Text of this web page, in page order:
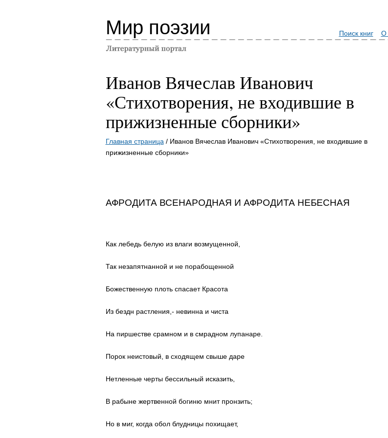
Мир поэзии Поиск книг О
Иванов Вячеслав Иванович
«Стихотворения, не входившие в
прижизненные сборники»
Главная страница / Иванов Вячеслав Иванович «Стихотворения, не входившие в
прижизненные сборники»
АФРОДИТА ВСЕНАРОДНАЯ И АФРОДИТА НЕБЕСНАЯ
Как лебедь белую из влаги возмущенной,
Так незапятнанной и не порабощенной
Божественную плоть спасает Красота
Из бездн растления,- невинна и чиста
На пиршестве срамном и в смрадном лупанаре.
Порок неистовый, в сходящем свыше даре
Нетленные черты бессильный исказить,
В рабыне жертвенной богиню мнит пронзить;
Но в миг, когда обол блудницы похищает,